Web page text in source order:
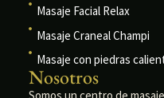
Nosotros
Masaje Facial Relax
Masaje Craneal Champi
Masaje con piedras